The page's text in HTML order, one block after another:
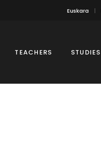
Euskara
TEACHERS STUDIES